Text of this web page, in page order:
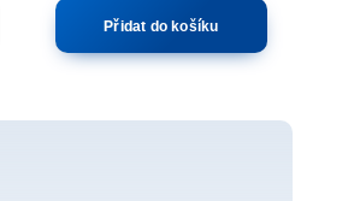
Přidat do košíku